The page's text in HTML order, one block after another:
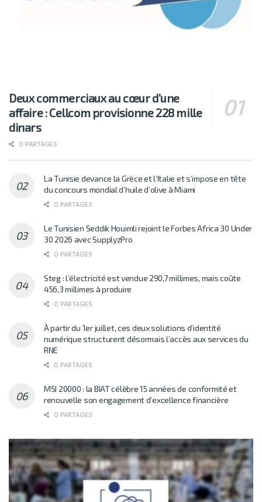
Deux commerciaux au cœur d’une
affaire : Cellcom provisionne 228 mille
dinars
0 PARTAGES
La Tunisie devance la Grèce et l’Italie et s’impose en tête
du concours mondial d’huile d’olive à Miami
0 PARTAGES
Le Tunisien Seddik Houimli rejoint le Forbes Africa 30 Under
30 2026 avec SupplyzPro
0 PARTAGES
Steg : l’électricité est vendue 290,7 millimes, mais coûte
456,3 millimes à produire
0 PARTAGES
À partir du 1er juillet, ces deux solutions d’identité
numérique structurent désormais l’accès aux services du
RNE
0 PARTAGES
MSI 20000 : la BIAT célèbre 15 années de conformité et
renouvelle son engagement d’excellence financière
0 PARTAGES